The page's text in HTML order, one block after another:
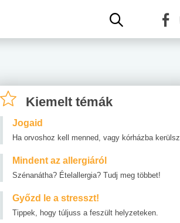
Kiemelt témák
Jogaid
Ha orvoshoz kell menned, vagy kórházba kerülsz
Mindent az allergiáról
Szénanátha? Ételallergia? Tudj meg többet!
Győzd le a stresszt!
Tippek, hogy túljuss a feszült helyzeteken.